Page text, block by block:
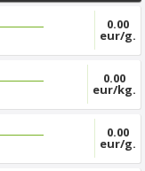
0.00
eur/g.
0.00
eur/kg.
0.00
eur/g.